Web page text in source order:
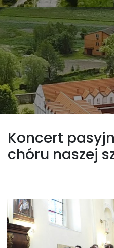
Koncert
chóru naszej